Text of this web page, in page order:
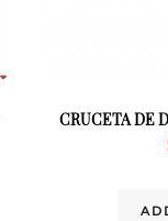
CRUCETA DE